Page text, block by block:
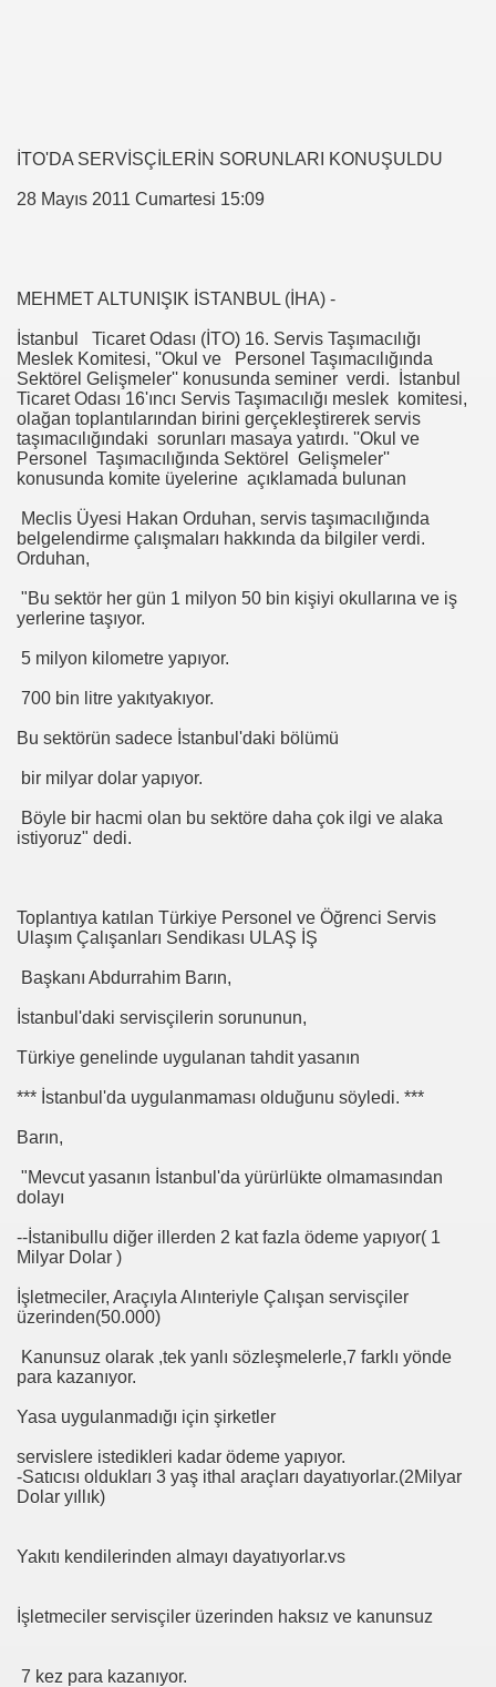
İTO'DA SERVİSÇİLERİN SORUNLARI KONUŞULDU
28 Mayıs 2011 Cumartesi 15:09
MEHMET ALTUNIŞIK İSTANBUL (İHA) -
İstanbul Ticaret Odası (İTO) 16. Servis Taşımacılığı
Meslek Komitesi, ''Okul ve Personel Taşımacılığında
Sektörel Gelişmeler'' konusunda seminer verdi. İstanbul
Ticaret Odası 16'ıncı Servis Taşımacılığı meslek komitesi,
olağan toplantılarından birini gerçekleştirerek servis
taşımacılığındaki sorunları masaya yatırdı. ''Okul ve
Personel Taşımacılığında Sektörel Gelişmeler''
konusunda komite üyelerine açıklamada bulunan
Meclis Üyesi Hakan Orduhan, servis taşımacılığında
belgelendirme çalışmaları hakkında da bilgiler verdi.
Orduhan,
"Bu sektör her gün 1 milyon 50 bin kişiyi okullarına ve iş
yerlerine taşıyor.
5 milyon kilometre yapıyor.
700 bin litre yakıtyakıyor.
Bu sektörün sadece İstanbul'daki bölümü
bir milyar dolar yapıyor.
Böyle bir hacmi olan bu sektöre daha çok ilgi ve alaka
istiyoruz" dedi.
Toplantıya katılan Türkiye Personel ve Öğrenci Servis
Ulaşım Çalışanları Sendikası ULAŞ İŞ
Başkanı Abdurrahim Barın,
İstanbul'daki servisçilerin sorununun,
Türkiye genelinde uygulanan tahdit yasanın
*** İstanbul'da uygulanmaması olduğunu söyledi. ***
Barın,
"Mevcut yasanın İstanbul'da yürürlükte olmamasından
dolayı
--İstanibullu diğer illerden 2 kat fazla ödeme yapıyor( 1
Milyar Dolar )
İşletmeciler, Araçıyla Alınteriyle Çalışan servisçiler
üzerinden(50.000)
Kanunsuz olarak ,tek yanlı sözleşmelerle,7 farklı yönde
para kazanıyor.
Yasa uygulanmadığı için şirketler
servislere istedikleri kadar ödeme yapıyor.
-Satıcısı oldukları 3 yaş ithal araçları dayatıyorlar.(2Milyar
Dolar yıllık)
Yakıtı kendilerinden almayı dayatıyorlar.vs
İşletmeciler servisçiler üzerinden haksız ve kanunsuz
7 kez para kazanıyor.
SERVİS ARAÇ YAŞ TŞK MESAJIMIZ
Yaptığım Konuşma